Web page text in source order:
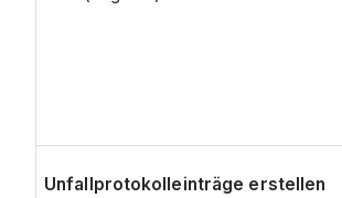
Unfallprotokolleinträge erstellen